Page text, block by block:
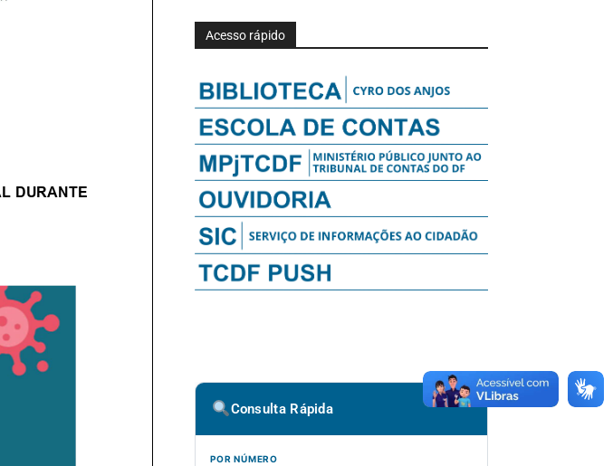
Acesso rápido
Consulta Rápida
POR NÚMERO